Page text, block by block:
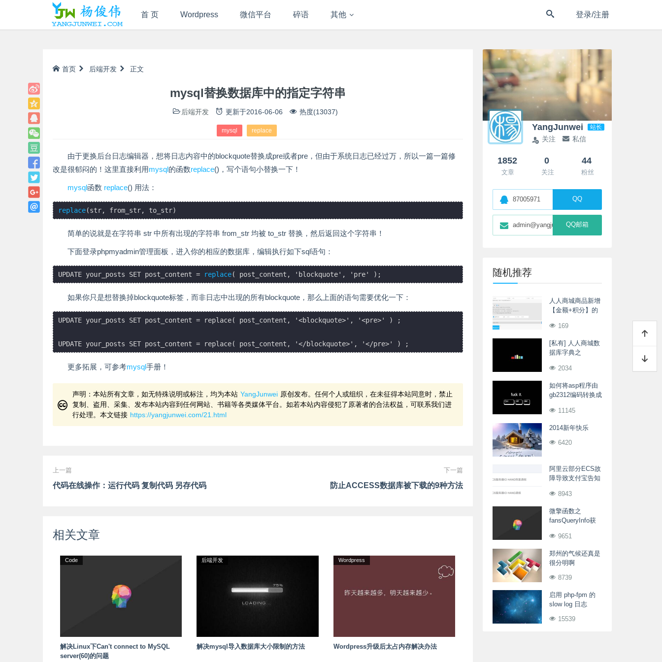
首 页 Wordpress 微信平台 碎语 其他 登录/注册
首页 后端开发 正文
mysql替换数据库中的指定字符串
后端开发 更新于2016-06-06 热度(13037)
mysql replace
由于更换后台日志编辑器，想将日志内容中的blockquote替换成pre或者pre，但由于系统日志已经过万，所以一篇一篇修
改是很郁闷的！这里直接利用mysql的函数replace()，写个语句小替换一下！
mysql函数 replace() 用法：
replace
简单的说就是在字符串 str 中所有出现的字符串 from_str 均被 to_str 替换，然后返回这个字符串！
下面登录phpmyadmin管理面板，进入你的相应的数据库，编辑执行如下sql语句：
UPDATE your_posts SET post_content = replace( post_content, 'blockquote', 'pre' );
如果你只是想替换掉blockquote标签，而非日志中出现的所有blockquote，那么上面的语句需要优化一下：
UPDATE your_posts SET post_content = replace( post_content, '<blockquote>', '<pre>' ) ;
UPDATE your_posts SET post_content = replace( post_content, '</blockquote>', '</pre>' ) ;
更多拓展，可参考mysql手册！
声明：本站所有文章，如无特殊说明或标注，均为本站 YangJunwei 原创发布。任何个人或组织，在未征得本站同意时，禁止
复制、盗用、采集、发布本站内容到任何网站、书籍等各类媒体平台。如若本站内容侵犯了原著者的合法权益，可联系我们进
行处理。本文链接 https://yangjunwei.com/21.html
上一篇
代码在线操作：运行代码 复制代码 另存代码
下一篇
防止ACCESS数据库被下载的9种方法
相关文章
Code
解决Linux下Can't connect to MySQL
server(60)的问题
后端开发
解决mysql导入数据库大小限制的方法
Wordpress
Wordpress升级后太占内存解决办法
YangJunwei 站长
关注 私信
1852
文章
0
关注
44
粉丝
87005971 QQ
admin@yangjunwei.com
QQ邮箱
随机推荐
人人商城商品新增
【金额+积分】的
169
[私有] 人人商城数
据库字典之
砍价发起记录表
2034
如何将asp程序由
gb2312编码转换成
11145
2014新年快乐
6420
阿里云部分ECS故
障导致支付宝告知
8943
微擎函数之
fansQueryInfo获
（包括UnionID机
制）
9651
郑州的气候还真是
很分明啊
8739
启用 php-fpm 的
slow log 日志
15539